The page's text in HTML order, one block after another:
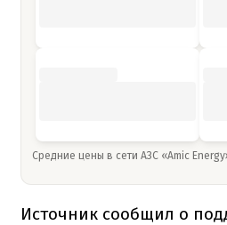
Средние цены в сети АЗС «Amic
Источник сообщил о